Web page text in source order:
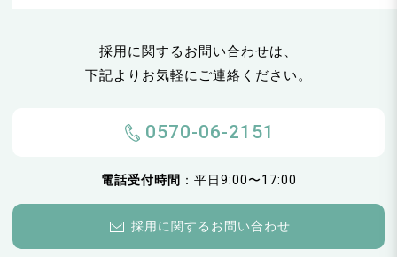
採用に関するお問い合わせは、
下記よりお気軽にご連絡ください。
0570-06-2151
電話受付時間 ：平日9:00〜17:00
採用に関するお問い合わせ